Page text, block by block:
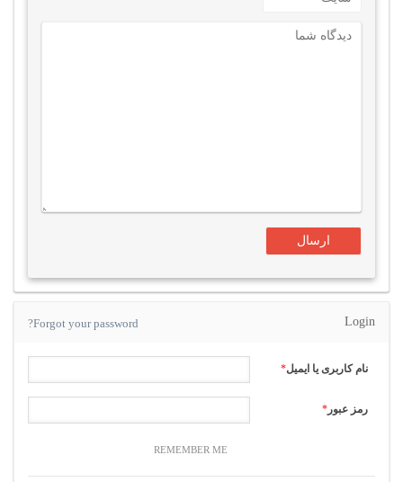
Login
Forgot your password?
نام کاربری یا ایمیل*
رمز عبور *
REMEMBER ME